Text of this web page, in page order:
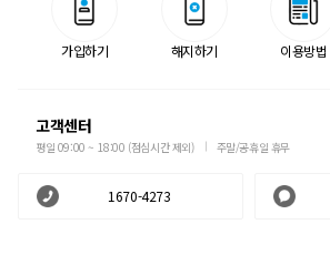
가입하기 해지하기 이용방법
고객센터
평일 09:00 ~ 18:00 (점심시간 제외) 주말/공휴일 휴무
1670-4273